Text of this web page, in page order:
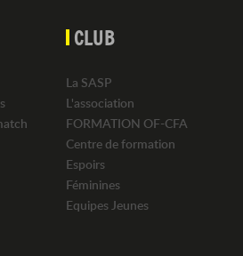
CLUB
La SASP
L'association
FORMATION OF-CFA
Centre de formation
Espoirs
Féminines
Equipes Jeunes